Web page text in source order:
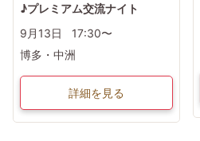
♪プレミアム交流ナイト
9月13日
17:30〜
博多・中洲
詳細を見る